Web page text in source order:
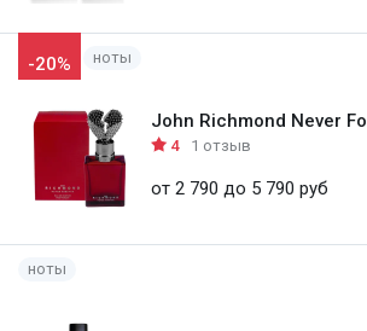
-20% ноты
John Richmond Never
4 1 отзыв
от 2 790 до 5 790 руб
ноты